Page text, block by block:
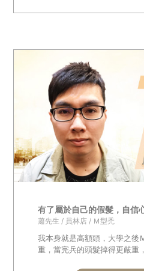
有了屬於自己的假髮，自
蕭先生 / 員林店 / Ｍ型禿
我本身就是高額頭，大學之後
重，當完兵的頭髮掉得更嚴重